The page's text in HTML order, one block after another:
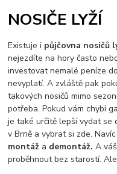
NOSIČE LYŽÍ
Existuje i půjčovna nosičů
nejezdíte na hory často
investovat nemalé peníze
nevyplatí. A zvláště pak
takových nosičů mimo
potřeba. Pokud vám chybí
je také určitě lepší vydat se
v Brně a vybrat si zde.
montáž a demontáž. A
proběhnout bez starostí.